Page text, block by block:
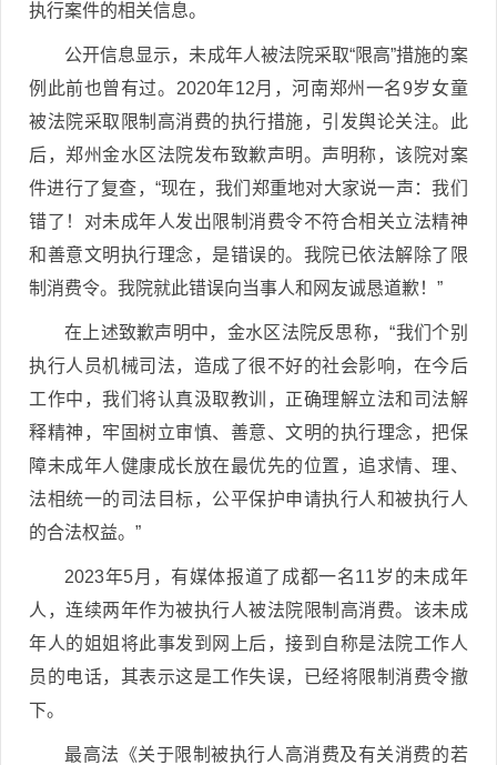
执行案件的相关信息。
公开信息显示，未成年人被法院采取“限高”措施的案
例此前也曾有过。2020年12月，河南郑州一名9岁女童
被法院采取限制高消费的执行措施，引发舆论关注。此
后，郑州金水区法院发布致歉声明。声明称，该院对案
件进行了复查，“现在，我们郑重地对大家说一声：我们
错了！对未成年人发出限制消费令不符合相关立法精神
和善意文明执行理念，是错误的。我院已依法解除了限
制消费令。我院就此错误向当事人和网友诚恳道歉！”
在上述致歉声明中，金水区法院反思称，“我们个别
执行人员机械司法，造成了很不好的社会影响，在今后
工作中，我们将认真汲取教训，正确理解立法和司法解
释精神，牢固树立审慎、善意、文明的执行理念，把保
障未成年人健康成长放在最优先的位置，追求情、理、
法相统一的司法目标，公平保护申请执行人和被执行人
的合法权益。”
2023年5月，有媒体报道了成都一名11岁的未成年
人，连续两年作为被执行人被法院限制高消费。该未成
年人的姐姐将此事发到网上后，接到自称是法院工作人
员的电话，其表示这是工作失误，已经将限制消费令撤
下。
最高法《关于限制被执行人高消费及有关消费的若